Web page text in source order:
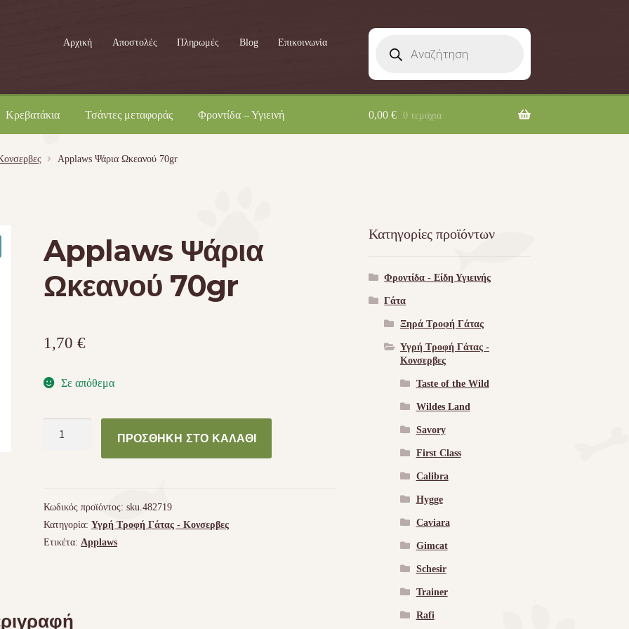
Αρχική Αποστολές Πληρωμές Blog Επικοινωνία
search
Κρεβατάκια Τσάντες μεταφοράς Φροντίδα – Υγιεινή 0,00 € 0 τεμάχια
Applaws Ψάρια Ωκεανού 70gr
Applaws Ψάρια
Ωκεανού 70gr
1,70€
Σε απόθεμα
ΠΡΟΣΘΉΚΗ ΣΤΟ ΚΑΛΆΘΙ
Κωδικός προϊόντος:sku.482719
Κατηγορία:Υγρή Τροφή Γάτας - Kονσερβες
Ετικέτα:Applaws
Κατηγορίες προϊόντων
Φροντίδα - Είδη Υγιεινής
Γάτα
Ξηρά Τροφή Γάτας
Υγρή Τροφή Γάτας -
Kονσερβες
Taste of the Wild
Wildes Land
Savory
First Class
Calibra
Hygge
Caviara
Gimcat
Schesir
Trainer
Rafi